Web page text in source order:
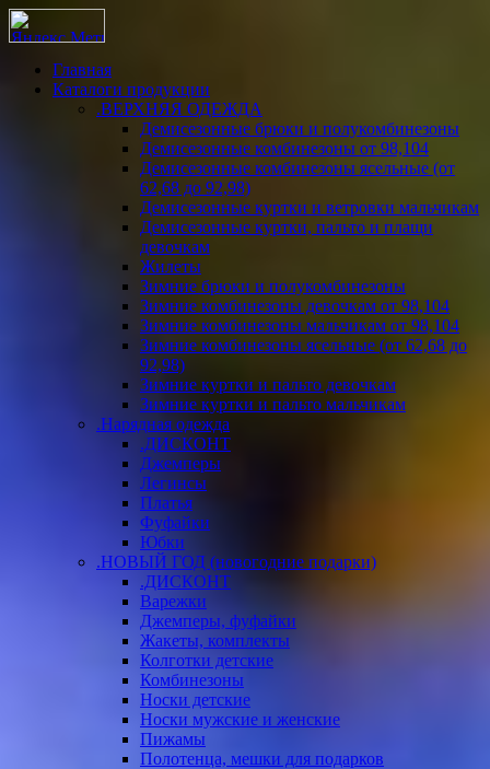
Главная
Каталоги продукции
.ВЕРХНЯЯ ОДЕЖДА
Демисезонные брюки и полукомбинезоны
Демисезонные комбинезоны от 98,104
Демисезонные комбинезоны ясельные (от
62,68 до 92,98)
Демисезонные куртки и ветровки мальчикам
Демисезонные куртки, пальто и плащи
девочкам
Жилеты
Зимние брюки и полукомбинезоны
Зимние комбинезоны девочкам от 98,104
Зимние комбинезоны мальчикам от 98,104
Зимние комбинезоны ясельные (от 62,68 до
92,98)
Зимние куртки и пальто девочкам
Зимние куртки и пальто мальчикам
.Нарядная одежда
.ДИСКОНТ
Джемперы
Легинсы
Платья
Фуфайки
Юбки
.НОВЫЙ ГОД (новогодние подарки)
.ДИСКОНТ
Варежки
Джемперы, фуфайки
Жакеты, комплекты
Колготки детские
Комбинезоны
Носки детские
Носки мужские и женские
Пижамы
Полотенца, мешки для подарков